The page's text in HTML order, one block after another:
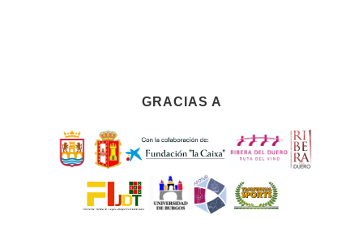
GRACIAS A